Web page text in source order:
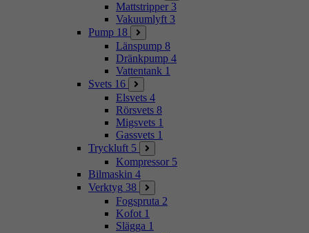
Mattstripper 3
Vakuumlyft 3
Pump 18
Länspump 8
Dränkpump 4
Vattentank 1
Svets 16
Elsvets 4
Rörsvets 8
Migsvets 1
Gassvets 1
Tryckluft 5
Kompressor 5
Bilmaskin 4
Verktyg 38
Fogspruta 2
Kofot 1
Slägga 1